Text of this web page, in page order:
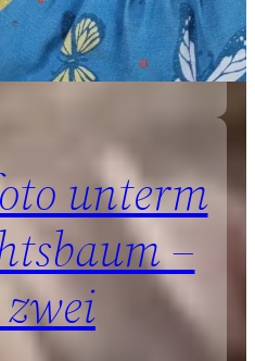
unterm
–